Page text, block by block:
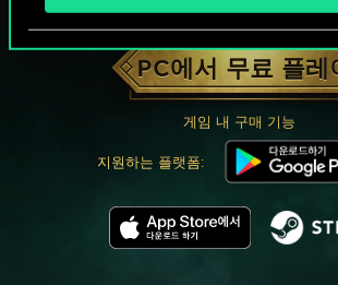
궨트 한 판 어떠신
PC에서 무료 플레
게임 내 구매 기능
지원하는 플랫폼: